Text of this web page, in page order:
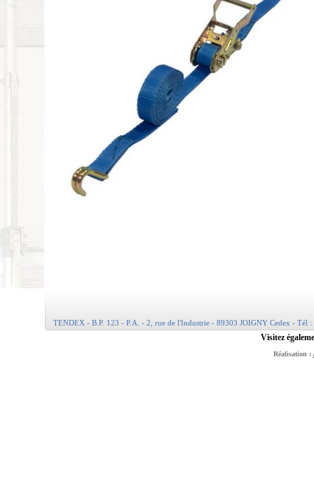
TENDEX - B.P. 123 - P.A. - 2, rue de l'Industrie - 89303 JOIGNY Cedex - Tél
Visitez
Réalisation :